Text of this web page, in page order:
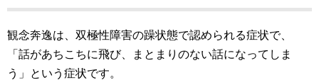
観念奔逸は、双極性障害の躁状態で認められる症状で、
「話があちこちに飛び、まとまりのない話になってしま
う」という症状です。